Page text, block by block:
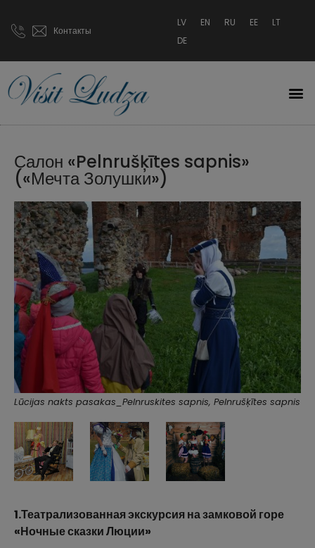
Контакты
LV EN RU EE
LT
DE
Салон «Pelnrušķītes sapnis»
(«Мечта Золушки»)
Lūcijas nakts pasakas_Pelnruskites sapnis, Pelnrušķītes sapnis
1.Театрализованная экскурсия на замковой горе
«Ночные сказки Люции»